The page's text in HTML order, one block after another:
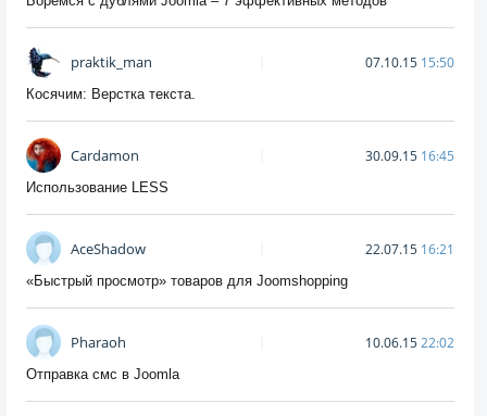
praktik_man 07.10.15 15:50
Косячим: Верстка текста.
Cardamon 30.09.15 16:45
Использование LESS
AceShadow 22.07.15 16:21
«Быстрый просмотр» товаров для Joomshopping
Pharaoh 10.06.1522:02
Отправка смс в Joomla